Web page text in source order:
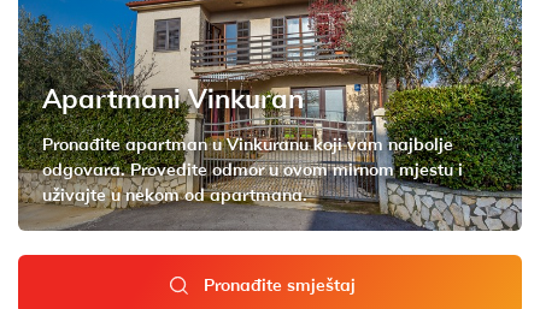
Apartmani Vinkuran
Pronađite apartman u Vinkuranu koji vam najbolje
odgovara. Provedite odmor u ovom mirnom mjestu i
uživajte u nekom od apartmana.
Pronađite smještaj